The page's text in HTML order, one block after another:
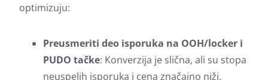
optimizuju:
Preusmeriti deo isporuka na OOH/locker i
PUDO tačke: Konverzija je slična, ali su stopa
neuspelih isporuka i cena značajno niži.